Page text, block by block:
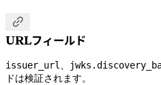

URLフィールド
issuer_url 、
ドは検証されます。